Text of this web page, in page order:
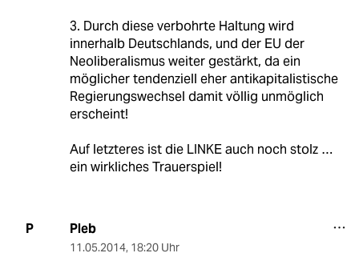
3. Durch diese verbohrte Haltung wird
innerhalb Deutschlands, und der EU der
Neoliberalismus weiter gestärkt, da ein
möglicher tendenziell eher antikapitalistische
Regierungswechsel damit völlig unmöglich
erscheint!
Auf letzteres ist die LINKE auch noch stolz …
ein wirkliches Trauerspiel!
P Pleb
11.05.2014, 18:20 Uhr